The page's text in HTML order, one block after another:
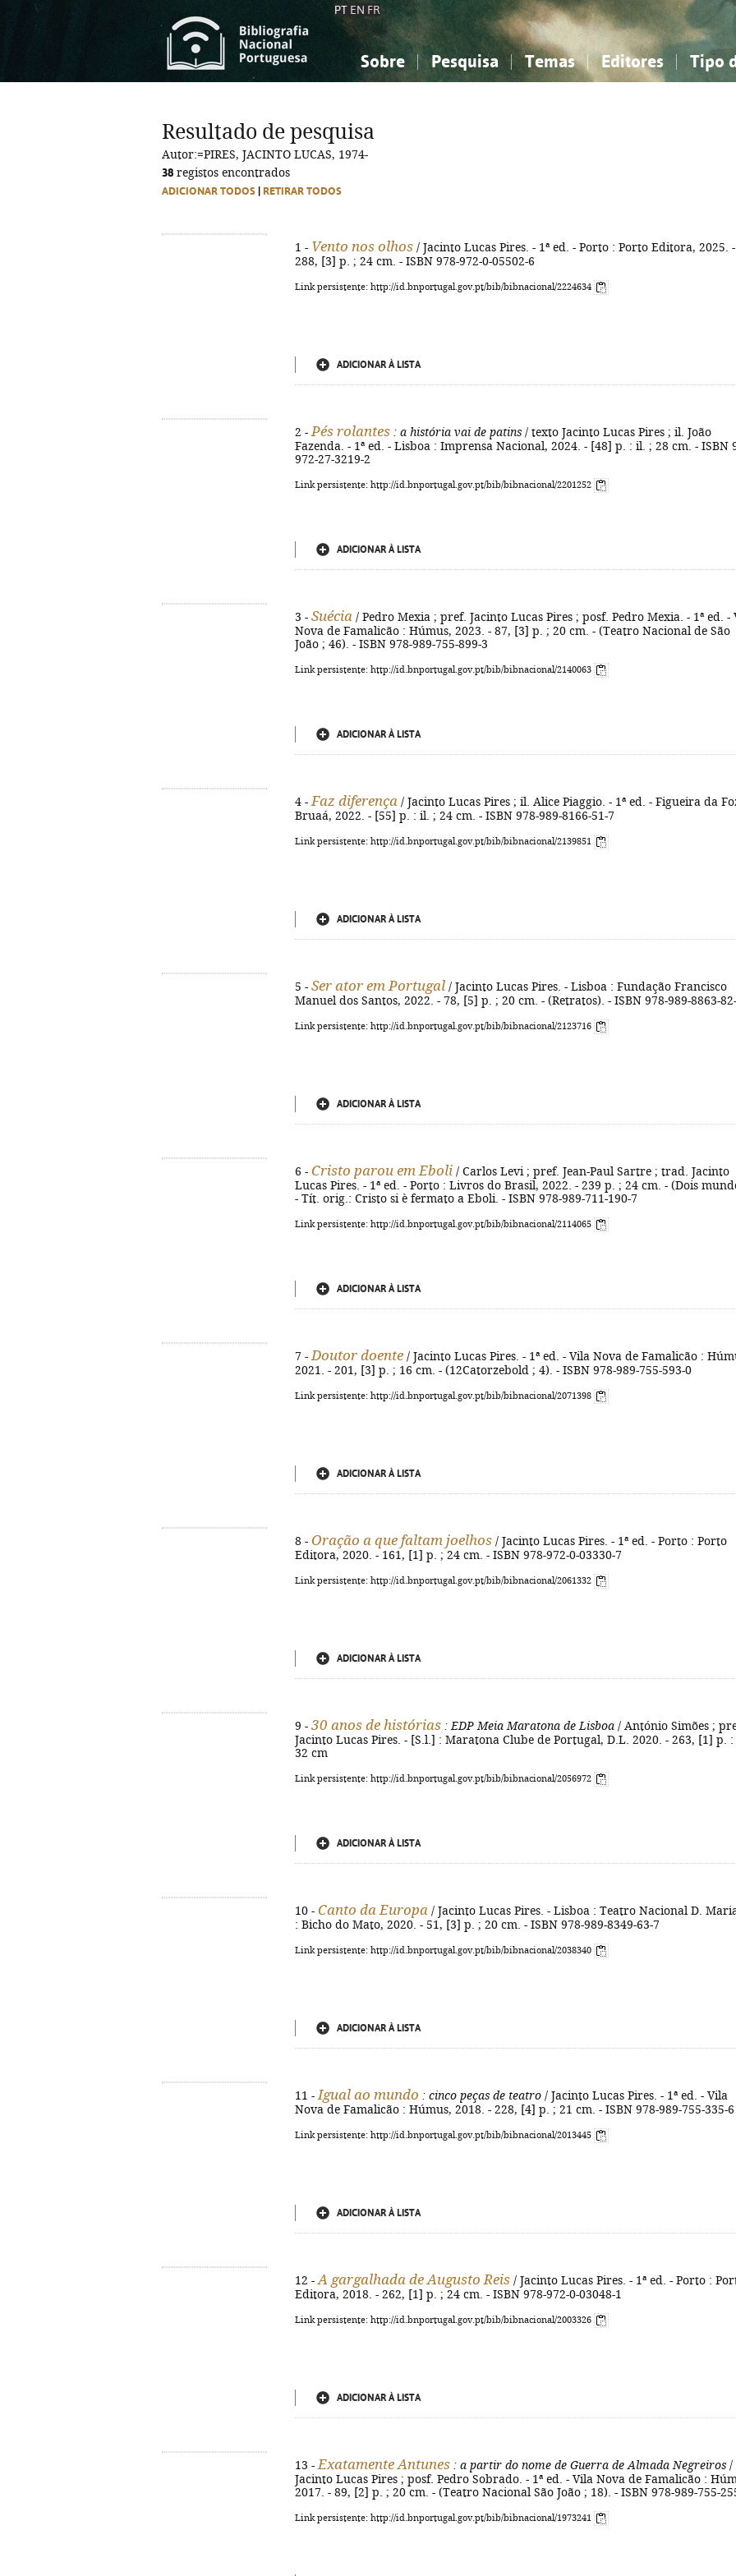
PT EN FR
Sobre Pesquisa Temas
Ciências sociais...
Editores Tipo
Ciências sociais...
Resultado de pesquisa
Autor:=PIRES, JACINTO LUCAS, 1974-
38 registos encontrados
ADICIONAR TODOS RETIRAR TODOS
1 - Vento nos olhos / Jacinto Lucas Pires. - 1ª ed. - Porto : Porto Editora, 2025. -
288, [3] p. ; 24 cm. - ISBN 978-972-0-05502-6
Link persistente: http://id.bnportugal.gov.pt/bib/bibnacional/2224634
ADICIONAR À LISTA
2 - Pés rolantes : a história vai de patins / texto Jacinto Lucas Pires ; il. João
Fazenda. - 1ª ed. - Lisboa : Imprensa Nacional, 2024. - [48] p. : il. ; 28 cm. - ISBN
972-27-3219-2
Link persistente: http://id.bnportugal.gov.pt/bib/bibnacional/2201252
ADICIONAR À LISTA
3 - Suécia / Pedro Mexia ; pref. Jacinto Lucas Pires ; posf. Pedro Mexia. - 1ª ed. -
Nova de Famalicão : Húmus, 2023. - 87, [3] p. ; 20 cm. - (Teatro Nacional de São
João ; 46). - ISBN 978-989-755-899-3
Link persistente: http://id.bnportugal.gov.pt/bib/bibnacional/2140063
ADICIONAR À LISTA
4 - Faz diferença / Jacinto Lucas Pires ; il. Alice Piaggio. - 1ª ed. - Figueira da
Bruaá, 2022. - [55] p. : il. ; 24 cm. - ISBN 978-989-8166-51-7
Link persistente: http://id.bnportugal.gov.pt/bib/bibnacional/2139851
ADICIONAR À LISTA
5 - Ser ator em Portugal / Jacinto Lucas Pires. - Lisboa : Fundação Francisco
Manuel dos Santos, 2022. - 78, [5] p. ; 20 cm. - (Retratos). - ISBN 978-989-8863-
Link persistente: http://id.bnportugal.gov.pt/bib/bibnacional/2123716
ADICIONAR À LISTA
6 - Cristo parou em Eboli / Carlos Levi ; pref. Jean-Paul Sartre ; trad. Jacinto
Lucas Pires. - 1ª ed. - Porto : Livros do Brasil, 2022. - 239 p. ; 24 cm. - (Dois
- Tít. orig.: Cristo si è fermato a Eboli. - ISBN 978-989-711-190-7
Link persistente: http://id.bnportugal.gov.pt/bib/bibnacional/2114065
ADICIONAR À LISTA
7 - Doutor doente / Jacinto Lucas Pires. - 1ª ed. - Vila Nova de Famalicão :
2021. - 201, [3] p. ; 16 cm. - (12Catorzebold ; 4). - ISBN 978-989-755-593-0
Link persistente: http://id.bnportugal.gov.pt/bib/bibnacional/2071398
ADICIONAR À LISTA
8 - Oração a que faltam joelhos / Jacinto Lucas Pires. - 1ª ed. - Porto : Porto
Editora, 2020. - 161, [1] p. ; 24 cm. - ISBN 978-972-0-03330-7
Link persistente: http://id.bnportugal.gov.pt/bib/bibnacional/2061332
ADICIONAR À LISTA
9 - 30 anos de histórias : EDP Meia Maratona de Lisboa / António Simões ;
Jacinto Lucas Pires. - [S.l.] : Maratona Clube de Portugal, D.L. 2020. - 263, [1] p. :
32 cm
Link persistente: http://id.bnportugal.gov.pt/bib/bibnacional/2056972
ADICIONAR À LISTA
10 - Canto da Europa / Jacinto Lucas Pires. - Lisboa : Teatro Nacional D.
: Bicho do Mato, 2020. - 51, [3] p. ; 20 cm. - ISBN 978-989-8349-63-7
Link persistente: http://id.bnportugal.gov.pt/bib/bibnacional/2038340
ADICIONAR À LISTA
11 - Igual ao mundo : cinco peças de teatro / Jacinto Lucas Pires. - 1ª ed. - Vila
Nova de Famalicão : Húmus, 2018. - 228, [4] p. ; 21 cm. - ISBN 978-989-755-335-6
Link persistente: http://id.bnportugal.gov.pt/bib/bibnacional/2013445
ADICIONAR À LISTA
12 - A gargalhada de Augusto Reis / Jacinto Lucas Pires. - 1ª ed. - Porto :
Editora, 2018. - 262, [1] p. ; 24 cm. - ISBN 978-972-0-03048-1
Link persistente: http://id.bnportugal.gov.pt/bib/bibnacional/2003326
ADICIONAR À LISTA
13 - Exatamente Antunes : a partir do nome de Guerra de Almada Negreiros /
Jacinto Lucas Pires ; posf. Pedro Sobrado. - 1ª ed. - Vila Nova de Famalicão :
2017. - 89, [2] p. ; 20 cm. - (Teatro Nacional São João ; 18). - ISBN 978-989-755-
Link persistente: http://id.bnportugal.gov.pt/bib/bibnacional/1973241